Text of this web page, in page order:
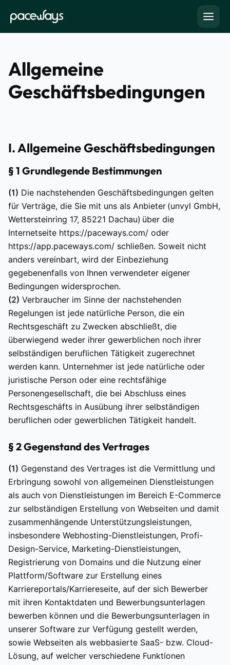
Allgemeine
Geschäftsbedingungen
I. Allgemeine Geschäftsbedingungen
§ 1 Grundlegende Bestimmungen
(1) Die nachstehenden Geschäftsbedingungen gelten
für Verträge, die Sie mit uns als Anbieter (unvyl GmbH,
Wettersteinring 17, 85221 Dachau) über die
Internetseite https://paceways.com/ oder
https://app.paceways.com/ schließen. Soweit nicht
anders vereinbart, wird der Einbeziehung
gegebenenfalls von Ihnen verwendeter eigener
Bedingungen widersprochen.
(2) Verbraucher im Sinne der nachstehenden
Regelungen ist jede natürliche Person, die ein
Rechtsgeschäft zu Zwecken abschließt, die
überwiegend weder ihrer gewerblichen noch ihrer
selbständigen beruflichen Tätigkeit zugerechnet
werden kann. Unternehmer ist jede natürliche oder
juristische Person oder eine rechtsfähige
Personengesellschaft, die bei Abschluss eines
Rechtsgeschäfts in Ausübung ihrer selbständigen
beruflichen oder gewerblichen Tätigkeit handelt.
§ 2 Gegenstand des Vertrages
(1) Gegenstand des Vertrages ist die Vermittlung und
Erbringung sowohl von allgemeinen Dienstleistungen
als auch von Dienstleistungen im Bereich E-Commerce
zur selbständigen Erstellung von Webseiten und damit
zusammenhängende Unterstützungsleistungen,
insbesondere Webhosting-Dienstleistungen, Profi-
Design-Service, Marketing-Dienstleistungen,
Registrierung von Domains und die Nutzung einer
Plattform/Software zur Erstellung eines
Karriereportals/Karriereseite, auf der sich Bewerber
mit ihren Kontaktdaten und Bewerbungsunterlagen
bewerben können und die Bewerbungsunterlagen in
unserer Software zur Verfügung gestellt werden,
sowie Webseiten als webbasierte SaaS- bzw. Cloud-
Lösung, auf welcher verschiedene Funktionen